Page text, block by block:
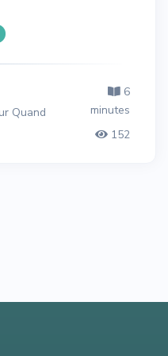
Quand
6
minutes
152